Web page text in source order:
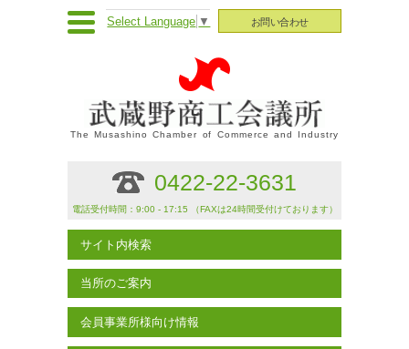
お問い合わせ
Select Language ▼
The Musashino Chamber of Commerce and Industry
0422-22-3631
電話受付時間：9:00 - 17:15 （FAXは24時間受付けております）
サイト内検索
当所のご案内
会員事業所様向け情報